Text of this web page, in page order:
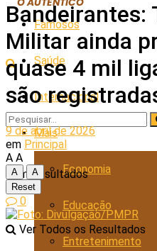
Famosos
Saúde
Internacional
Mais
Economia
Educação
Entretenimento
Sem Resultados
Ver Todos os Resultados
Bandeirantes:
Militar ainda
quase 4 mil
são
9 de abril de 2026
em Principal
A A
A
A
Reset
0